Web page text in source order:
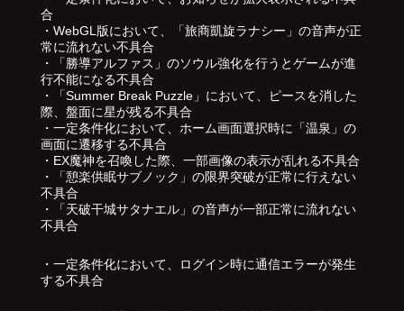
合
・WebGL版において、「旅商凱旋ラナシー」の音声が正
常に流れない不具合
・「勝導アルファス」のソウル強化を行うとゲームが進
行不能になる不具合
・「Summer Break Puzzle」において、ピースを消した
際、盤面に星が残る不具合
・一定条件化において、ホーム画面選択時に「温泉」の
画面に遷移する不具合
・EX魔神を召喚した際、一部画像の表示が乱れる不具合
・「憩楽供眠サブノック」の限界突破が正常に行えない
不具合
・「天破干城サタナエル」の音声が一部正常に流れない
不具合
・一定条件化において、ログイン時に通信エラーが発生
する不具合